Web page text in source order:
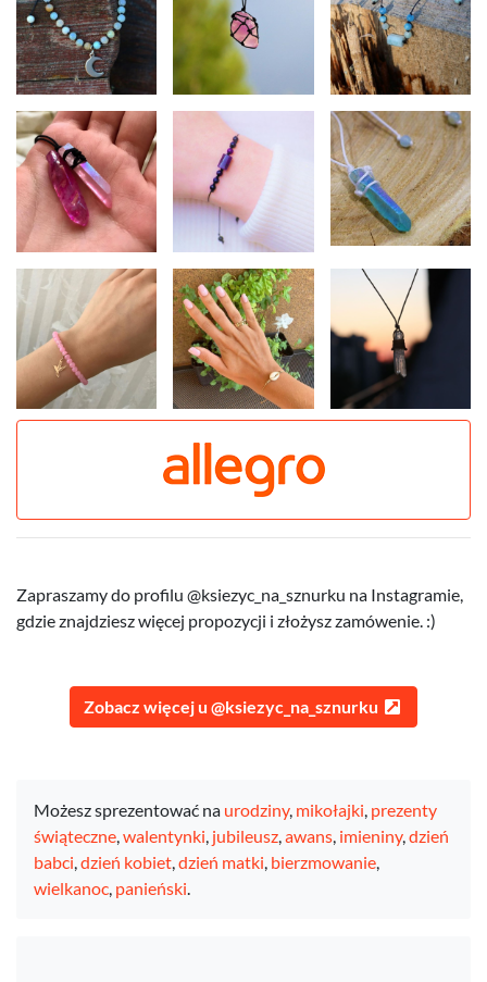
Zapraszamy do profilu @ksiezyc_na_sznurku na Instagramie,
gdzie znajdziesz więcej propozycji i złożysz zamówenie. :)
Zobacz więcej u @ksiezyc_na_sznurku
Możesz sprezentować na urodziny, mikołajki, prezenty
świąteczne,walentynki, jubileusz,awans, imieniny,dzień
babci,dzień kobiet,dzień matki, bierzmowanie,
wielkanoc, panieński.